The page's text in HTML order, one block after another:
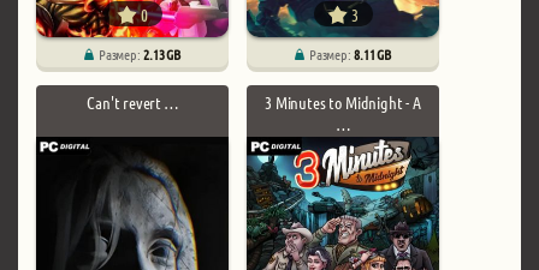
0
Размер:2.13 GB
3
Размер:8.11 GB
Can't revert …
3 Minutes to Midnight - A
…